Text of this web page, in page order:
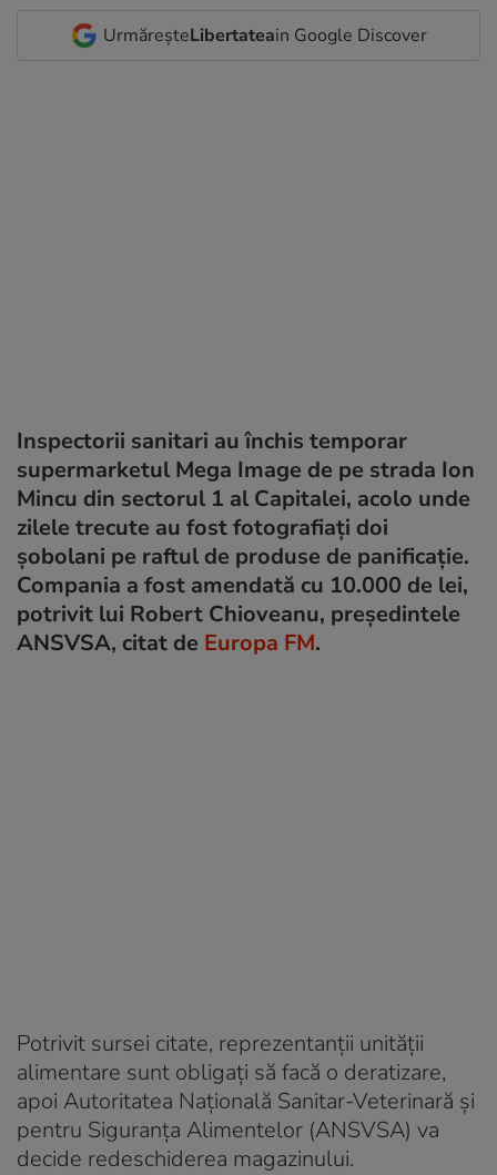
UrmăreșteLibertateain Google Discover
Inspectorii sanitari au închis temporar
supermarketul Mega Image de pe strada Ion
Mincu din sectorul 1 al Capitalei, acolo unde
zilele trecute au fost fotografiați doi
șobolani pe raftul de produse de panificație.
Compania a fost amendată cu 10.000 de lei,
potrivit lui Robert Chioveanu, președintele
ANSVSA, citat de Europa FM.
Potrivit sursei citate, reprezentanții unității
alimentare sunt obligați să facă o deratizare,
apoi Autoritatea Națională Sanitar-Veterinară și
pentru Siguranța Alimentelor (ANSVSA) va
decide redeschiderea magazinului.